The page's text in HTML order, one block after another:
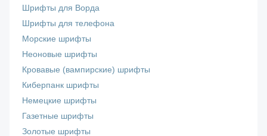
Шрифты для Ворда
Шрифты для телефона
Морские шрифты
Неоновые шрифты
Кровавые (вампирские) шрифты
Киберпанк шрифты
Немецкие шрифты
Газетные шрифты
Золотые шрифты